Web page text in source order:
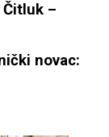
–
novac: